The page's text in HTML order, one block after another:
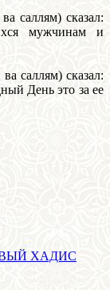
саллям) сказал:
мужчинам и
саллям) сказал:
День это зa ее
ХАДИС